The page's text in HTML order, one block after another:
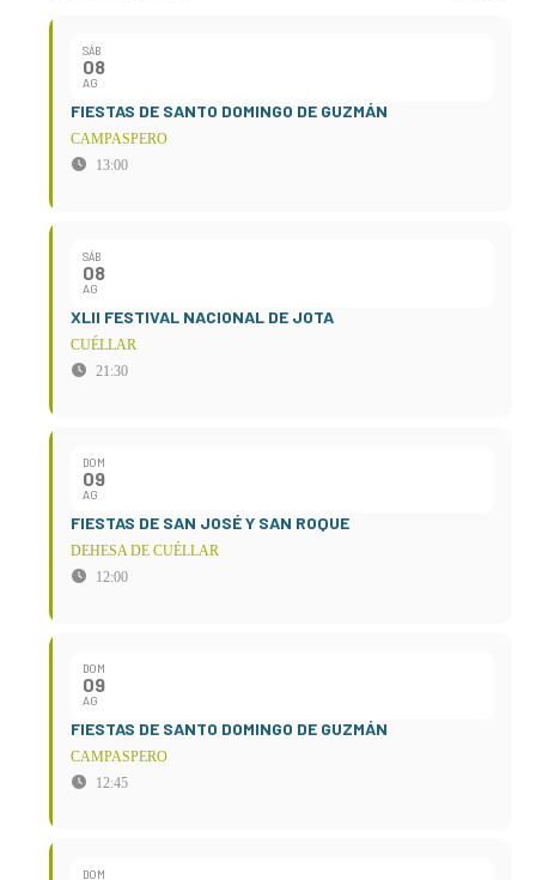
SÁB
08
AG
FIESTAS DE SANTO DOMINGO DE GUZMÁN
CAMPASPERO
13:00
SÁB
08
AG
XLII FESTIVAL NACIONAL DE JOTA
CUÉLLAR
21:30
DOM
09
AG
FIESTAS DE SAN JOSÉ Y SAN ROQUE
DEHESA DE CUÉLLAR
12:00
DOM
09
AG
FIESTAS DE SANTO DOMINGO DE GUZMÁN
CAMPASPERO
12:45
DOM